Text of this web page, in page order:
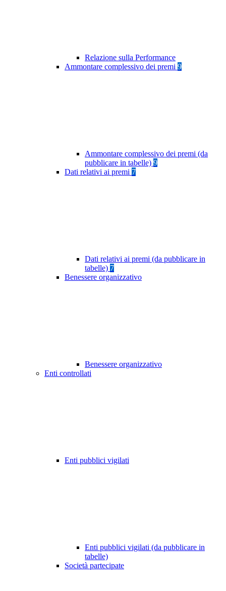
Relazione sulla Performance
Ammontare complessivo dei premi 9
Ammontare complessivo dei premi (da
pubblicare in tabelle) 9
Dati relativi ai premi 7
Dati relativi ai premi (da pubblicare in
tabelle) 7
Benessere organizzativo
Benessere organizzativo
Enti controllati
Enti pubblici vigilati
Enti pubblici vigilati (da pubblicare in
tabelle)
Società partecipate